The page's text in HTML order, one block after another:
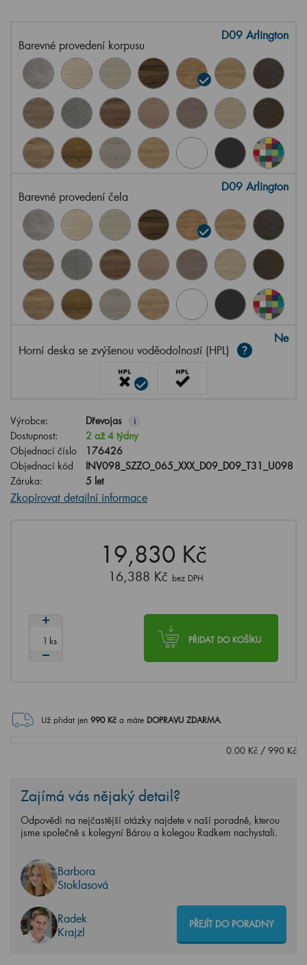
Barevné provedení korpusu
D09 Arlington
Barevné provedení čela
D09 Arlington
Horní deska se zvýšenou voděodolností (HPL)
Ne
Výrobce: Dřevojas i
Dostupnost:
2 až 4 týdny
Objednací číslo
176426
Objednací kód
INV098_SZZO_065_XXX_D09_D09_T31_U098
Záruka:
5 let
Zkopírovat detailní informace
19,830 Kč
16,388 Kč bez DPH
PŘIDAT DO KOŠÍKU
ks
Už přidat jen 990Kč a máte DOPRAVU ZDARMA.
0.00 Kč / 990 Kč
Zajímá vás nějaký detail?
Odpovědi na nejčastější otázky najdete v naší poradně, kterou
jsme společně s kolegyní Bárou a kolegou Radkem nachystali.
Barbora
Stoklasová
Radek
Krajzl
PŘEJÍT DO PORADNY